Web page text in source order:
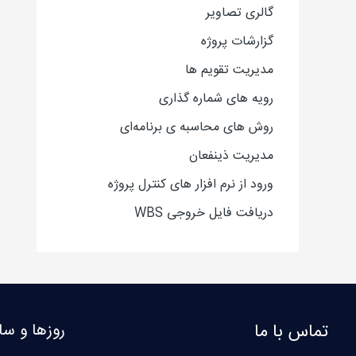
گالری تصاویر
گزارشات پروژه
مدیریت تقویم ها
رویه های شماره گذاری
روش های محاسبه ی برنامه‌ای
مدیریت ذینفعان
ورود از نرم افزار های کنترل پروژه
دریافت فایل خروجی WBS
تماس با ما روزها و